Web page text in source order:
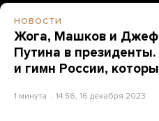
НОВОСТИ
Жога, Машков и
Путина в
и гимн России,
1 минута 14:56, 16 декабря 2023